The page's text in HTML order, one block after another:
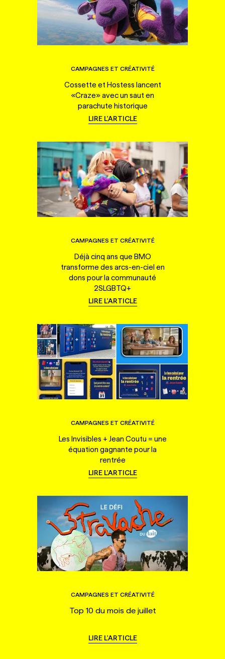
CAMPAGNES ET CRÉATIVITÉ
Cossette et Hostess lancent
«Craze» avec un saut en
parachute historique
LIRE L'ARTICLE
CAMPAGNES ET CRÉATIVITÉ
Déjà cinq ans que BMO
transforme des arcs-en-ciel en
dons pour la communauté
2SLGBTQ+
LIRE L'ARTICLE
CAMPAGNES ET CRÉATIVITÉ
Les Invisibles + Jean Coutu = une
équation gagnante pour la
rentrée
LIRE L'ARTICLE
CAMPAGNES ET CRÉATIVITÉ
Top 10 du mois de juillet
LIRE L'ARTICLE